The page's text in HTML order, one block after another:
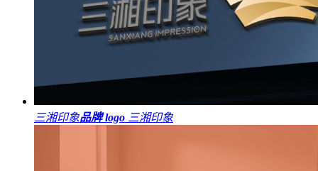
三湘印象品牌 logo 三湘印象